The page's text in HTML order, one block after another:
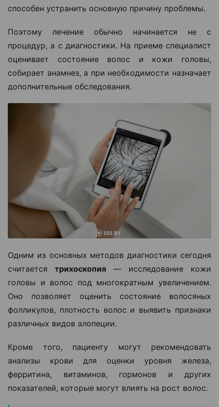
способен устранить основную причину проблемы.
Поэтому лечение обычно начинается не с
процедур, а с диагностики. На приеме специалист
оценивает состояние волос и кожи головы,
собирает анамнез, а при необходимости назначает
дополнительные обследования.
Одним из основных методов диагностики сегодня
считается трихоскопия — исследование кожи
головы и волос под многократным увеличением.
Оно позволяет оценить состояние волосяных
фолликулов, плотность волос и выявить признаки
различных видов алопеции.
Кроме того, пациенту могут рекомендовать
анализы крови для оценки уровня железа,
ферритина, витаминов, гормонов и других
показателей, которые могут влиять на рост волос.